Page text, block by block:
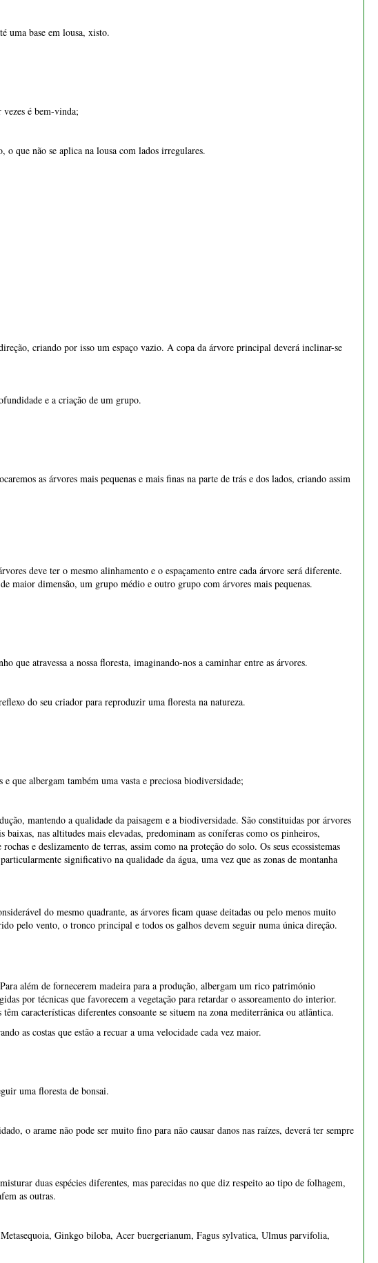
uma base em lousa, xisto.
é bem-vinda;
que não se aplica na lousa com lados irregulares.
criando por isso um espaço vazio. A copa da árvore principal deverá inclinar-se
e a criação de um grupo.
as árvores mais pequenas e mais finas na parte de trás e dos lados, criando assim
deve ter o mesmo alinhamento e o espaçamento entre cada árvore será diferente.
maior dimensão, um grupo médio e outro grupo com árvores mais pequenas.
que atravessa a nossa floresta, imaginando-nos a caminhar entre as árvores.
do seu criador para reproduzir uma floresta na natureza.
que albergam também uma vasta e preciosa biodiversidade;
mantendo a qualidade da paisagem e a biodiversidade. São constituidas por árvores
nas altitudes mais elevadas, predominam as coníferas como os pinheiros,
e deslizamento de terras, assim como na proteção do solo. Os seus ecossistemas
significativo na qualidade da água, uma vez que as zonas de montanha
do mesmo quadrante, as árvores ficam quase deitadas ou pelo menos muito
pelo vento, o tronco principal e todos os galhos devem seguir numa única direção.
além de fornecerem madeira para a produção, albergam um rico património
por técnicas que favorecem a vegetação para retardar o assoreamento do interior.
características diferentes consoante se situem na zona mediterrânica ou atlântica.
as costas que estão a recuar a uma velocidade cada vez maior.
uma floresta de bonsai.
o arame não pode ser muito fino para não causar danos nas raízes, deverá ter sempre
duas espécies diferentes, mas parecidas no que diz respeito ao tipo de folhagem,
as outras.
Ginkgo biloba, Acer buergerianum, Fagus sylvatica, Ulmus parvifolia,